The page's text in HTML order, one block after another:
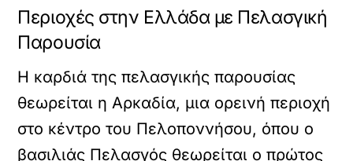
Περιοχές στην Ελλάδα με Πελασγική
Παρουσία
Η καρδιά της πελασγικής παρουσίας
θεωρείται η Αρκαδία, μια ορεινή περιοχή
στο κέντρο του Πελοποννήσου, όπου ο
βασιλιάς Πελασγός θεωρείται ο πρώτος